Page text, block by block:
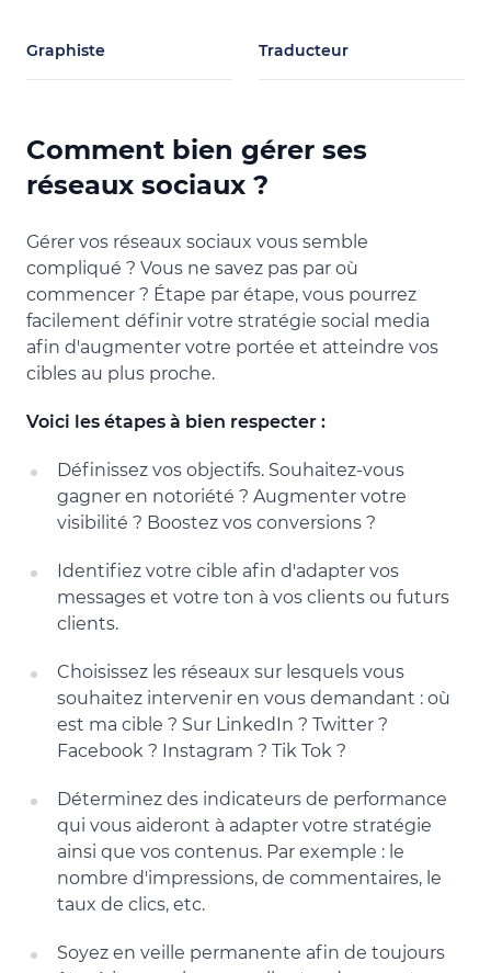
Graphiste Traducteur
Comment bien gérer ses
réseaux sociaux ?
Gérer vos réseaux sociaux vous semble
compliqué ? Vous ne savez pas par où
commencer ? Étape par étape, vous pourrez
facilement définir votre stratégie social media
afin d'augmenter votre portée et atteindre vos
cibles au plus proche.
Voici les étapes à bien respecter :
Définissez vos objectifs. Souhaitez-vous
gagner en notoriété ? Augmenter votre
visibilité ? Boostez vos conversions ?
Identifiez votre cible afin d'adapter vos
messages et votre ton à vos clients ou futurs
clients.
Choisissez les réseaux sur lesquels vous
souhaitez intervenir en vous demandant : où
est ma cible ? Sur LinkedIn ? Twitter ?
Facebook ? Instagram ? Tik Tok ?
Déterminez des indicateurs de performance
qui vous aideront à adapter votre stratégie
ainsi que vos contenus. Par exemple : le
nombre d'impressions, de commentaires, le
taux de clics, etc.
Soyez en veille permanente afin de toujours